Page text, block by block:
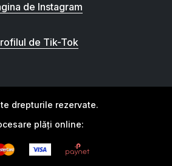
de Instagram
de Tik-Tok
drepturile rezervate.
plăți online: